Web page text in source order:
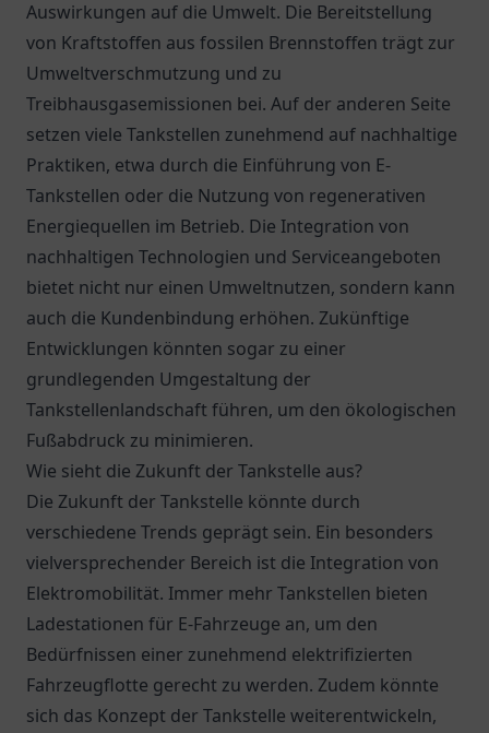
Auswirkungen auf die Umwelt. Die Bereitstellung
von Kraftstoffen aus fossilen Brennstoffen trägt zur
Umweltverschmutzung und zu
Treibhausgasemissionen bei. Auf der anderen Seite
setzen viele Tankstellen zunehmend auf nachhaltige
Praktiken, etwa durch die Einführung von E-
Tankstellen oder die Nutzung von regenerativen
Energiequellen im Betrieb. Die Integration von
nachhaltigen Technologien und Serviceangeboten
bietet nicht nur einen Umweltnutzen, sondern kann
auch die Kundenbindung erhöhen. Zukünftige
Entwicklungen könnten sogar zu einer
grundlegenden Umgestaltung der
Tankstellenlandschaft führen, um den ökologischen
Fußabdruck zu minimieren.
Wie sieht die Zukunft der Tankstelle aus?
Die Zukunft der Tankstelle könnte durch
verschiedene Trends geprägt sein. Ein besonders
vielversprechender Bereich ist die Integration von
Elektromobilität. Immer mehr Tankstellen bieten
Ladestationen für E-Fahrzeuge an, um den
Bedürfnissen einer zunehmend elektrifizierten
Fahrzeugflotte gerecht zu werden. Zudem könnte
sich das Konzept der Tankstelle weiterentwickeln,